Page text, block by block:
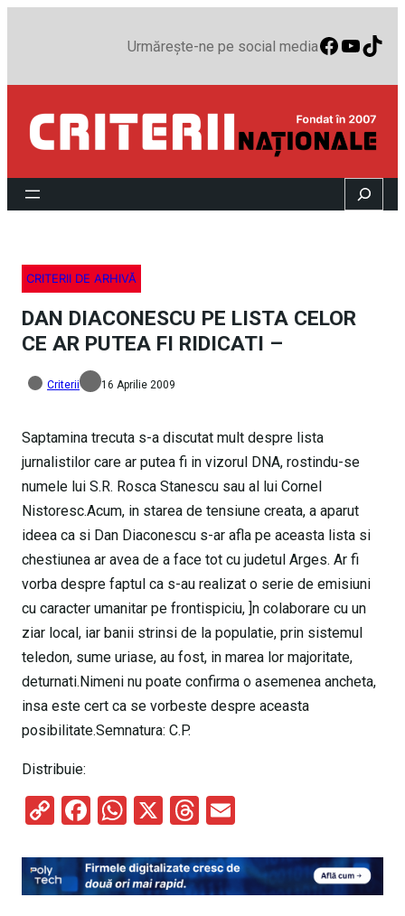
Urmărește-ne pe social media
Search
CRITERII DE ARHIVĂ
DAN DIACONESCU PE LISTA CELOR
CE AR PUTEA FI RIDICATI –
Criterii 16 Aprilie 2009
Saptamina trecuta s-a discutat mult despre lista
jurnalistilor care ar putea fi in vizorul DNA, rostindu-se
numele lui S.R. Rosca Stanescu sau al lui Cornel
Nistoresc.Acum, in starea de tensiune creata, a aparut
ideea ca si Dan Diaconescu s-ar afla pe aceasta lista si
chestiunea ar avea de a face tot cu judetul Arges. Ar fi
vorba despre faptul ca s-au realizat o serie de emisiuni
cu caracter umanitar pe frontispiciu, ]n colaborare cu un
ziar local, iar banii strinsi de la populatie, prin sistemul
teledon, sume uriase, au fost, in marea lor majoritate,
deturnati.Nimeni nu poate confirma o asemenea ancheta,
insa este cert ca se vorbeste despre aceasta
posibilitate.Semnatura: C.P.
Distribuie:
C
py
Li
F
ce
b
W
at
s
X
T
e
a
ail